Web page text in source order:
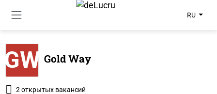
RU
GW Gold Way
2 открытых вакансий